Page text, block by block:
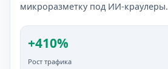
микроразметку под ИИ-краулеры.
+410%
Рост трафика